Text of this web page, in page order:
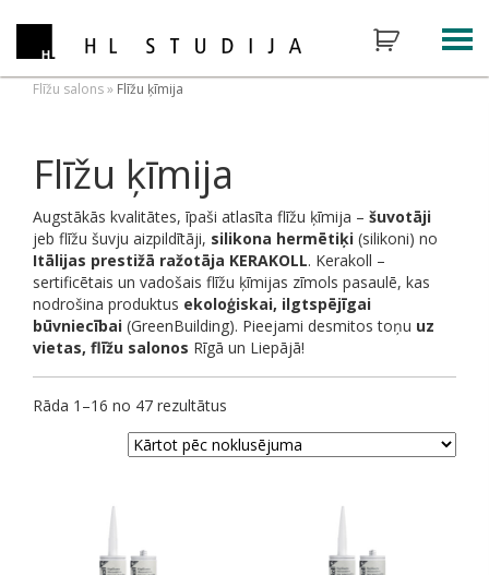
Flīžu salons» Flīžu ķīmija
Flīžu ķīmija
Augstākās kvalitātes, īpaši atlasīta flīžu ķīmija – šuvotāji
jeb flīžu šuvju aizpildītāji, silikona hermētiķi (silikoni) no
Itālijas prestižā ražotāja KERAKOLL. Kerakoll –
sertificētais un vadošais flīžu ķīmijas zīmols pasaulē, kas
nodrošina produktus ekoloģiskai, ilgtspējīgai
būvniecībai (GreenBuilding). Pieejami desmitos toņu uz
vietas, flīžu salonos Rīgā un Liepājā!
Rāda 1–16 no 47 rezultātus